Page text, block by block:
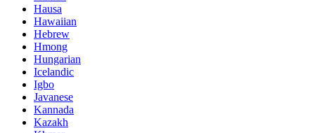
Hausa
Hawaiian
Hebrew
Hmong
Hungarian
Icelandic
Igbo
Javanese
Kannada
Kazakh